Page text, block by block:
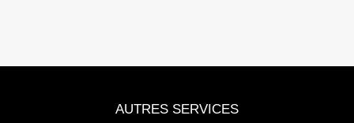
AUTRES SERVICES